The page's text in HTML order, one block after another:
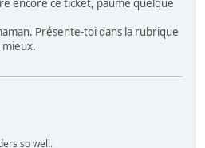
encore ce ticket, paumé quelque
Présente-toi dans la rubrique
mieux.
so well.